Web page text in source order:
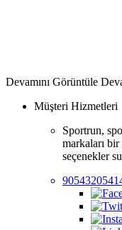
Devamını Görüntüle
Müşteri Hizmetleri
Sportrun,
markaları
seçenekler